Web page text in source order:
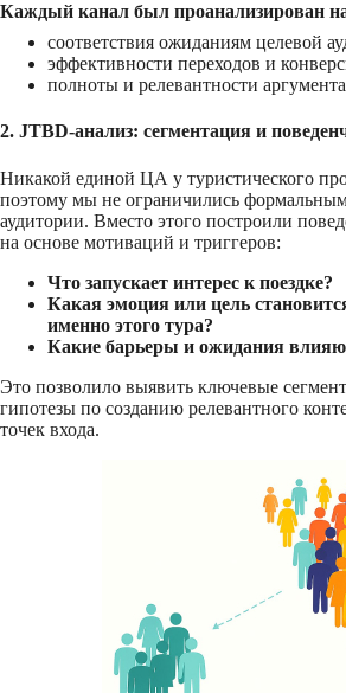
Каждый канал был проанализирован
соответствия ожиданиям целевой
эффективности переходов и
полноты и релевантности
2. JTBD-анализ: сегментация и
Никакой единой ЦА у туристического
поэтому мы не ограничились
аудитории. Вместо этого построили
на основе мотиваций и триггеров:
Что запускает интерес к поездке?
Какая эмоция или цель
именно этого тура?
Какие барьеры и ожидания
Это позволило выявить ключевые
гипотезы по созданию релевантного
точек входа.